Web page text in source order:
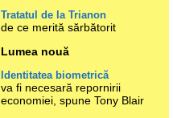
Tratatul de la Trianon
de ce merită sărbătorit
Lumea nouă
Identitatea biometrică
va fi necesară repornirii
economiei, spune Tony Blair